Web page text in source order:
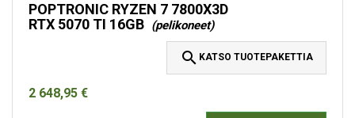
POPTRONIC RYZEN 7 7800X3D
RTX 5070 TI 16GB (pelikoneet)
 KATSO TUOTEPAKETTIA
2 648,95 €